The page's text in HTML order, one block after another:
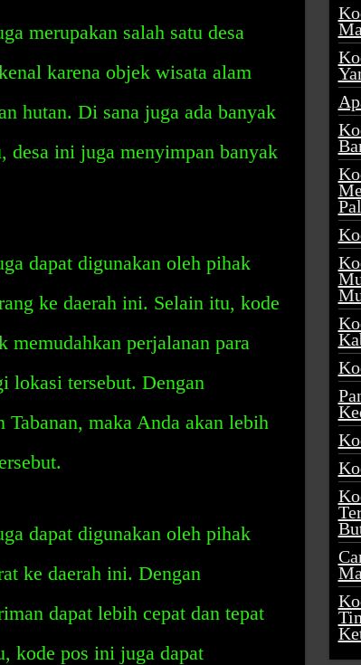
merupakan salah satu desa
karena objek wisata alam
hutan. Di sana juga ada banyak
desa ini juga menyimpan banyak
dapat digunakan oleh pihak
ke daerah ini. Selain itu, kode
memudahkan perjalanan para
lokasi tersebut. Dengan
maka Anda akan lebih
dapat digunakan oleh pihak
ke daerah ini. Dengan
dapat lebih cepat dan tepat
kode pos ini juga dapat